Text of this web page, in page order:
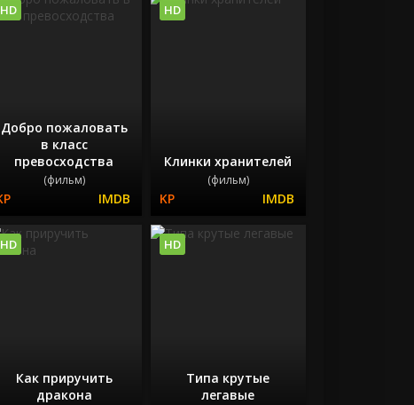
Добро пожаловать
в класс
превосходства
(фильм)
HD
Клинки хранителей
(фильм)
HD
Как приручить
дракона
HD
Типа крутые
легавые
HD